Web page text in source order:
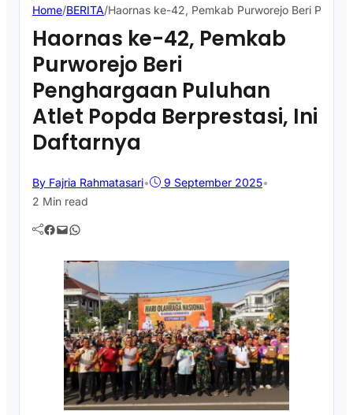
Home/BERITA/Haornas ke-42, Pemkab Purworejo Beri
Haornas ke-42, Pemkab
Purworejo Beri
Penghargaan Puluhan
Atlet Popda Berprestasi, Ini
Daftarnya
By Fajria Rahmatasari• 9 September 2025•
2 Min read
Facebook Mail WhatsApp